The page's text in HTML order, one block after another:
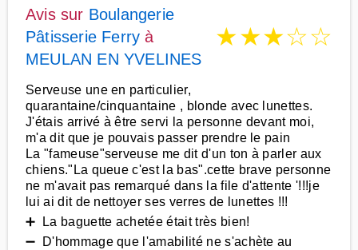
Avis sur Boulangerie
Pâtisserie Ferry à
MEULAN EN YVELINES
★★★☆☆
Serveuse une en particulier,
quarantaine/cinquantaine , blonde avec lunettes.
J'étais arrivé à être servi la personne devant moi,
m'a dit que je pouvais passer prendre le pain
La "fameuse"serveuse me dit d'un ton à parler aux
chiens."La queue c'est la bas".cette brave personne
ne m'avait pas remarqué dans la file d'attente '!!!je
lui ai dit de nettoyer ses verres de lunettes !!!
➕ La baguette achetée était très bien!
➖ D'hommage que l'amabilité ne s'achète au